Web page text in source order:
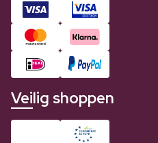
Veilig shoppen